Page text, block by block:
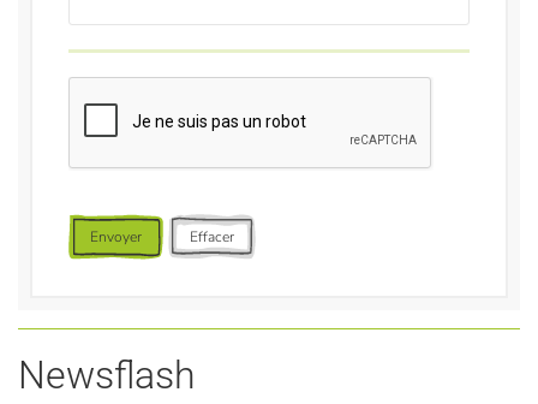
Envoyer Effacer
Newsflash